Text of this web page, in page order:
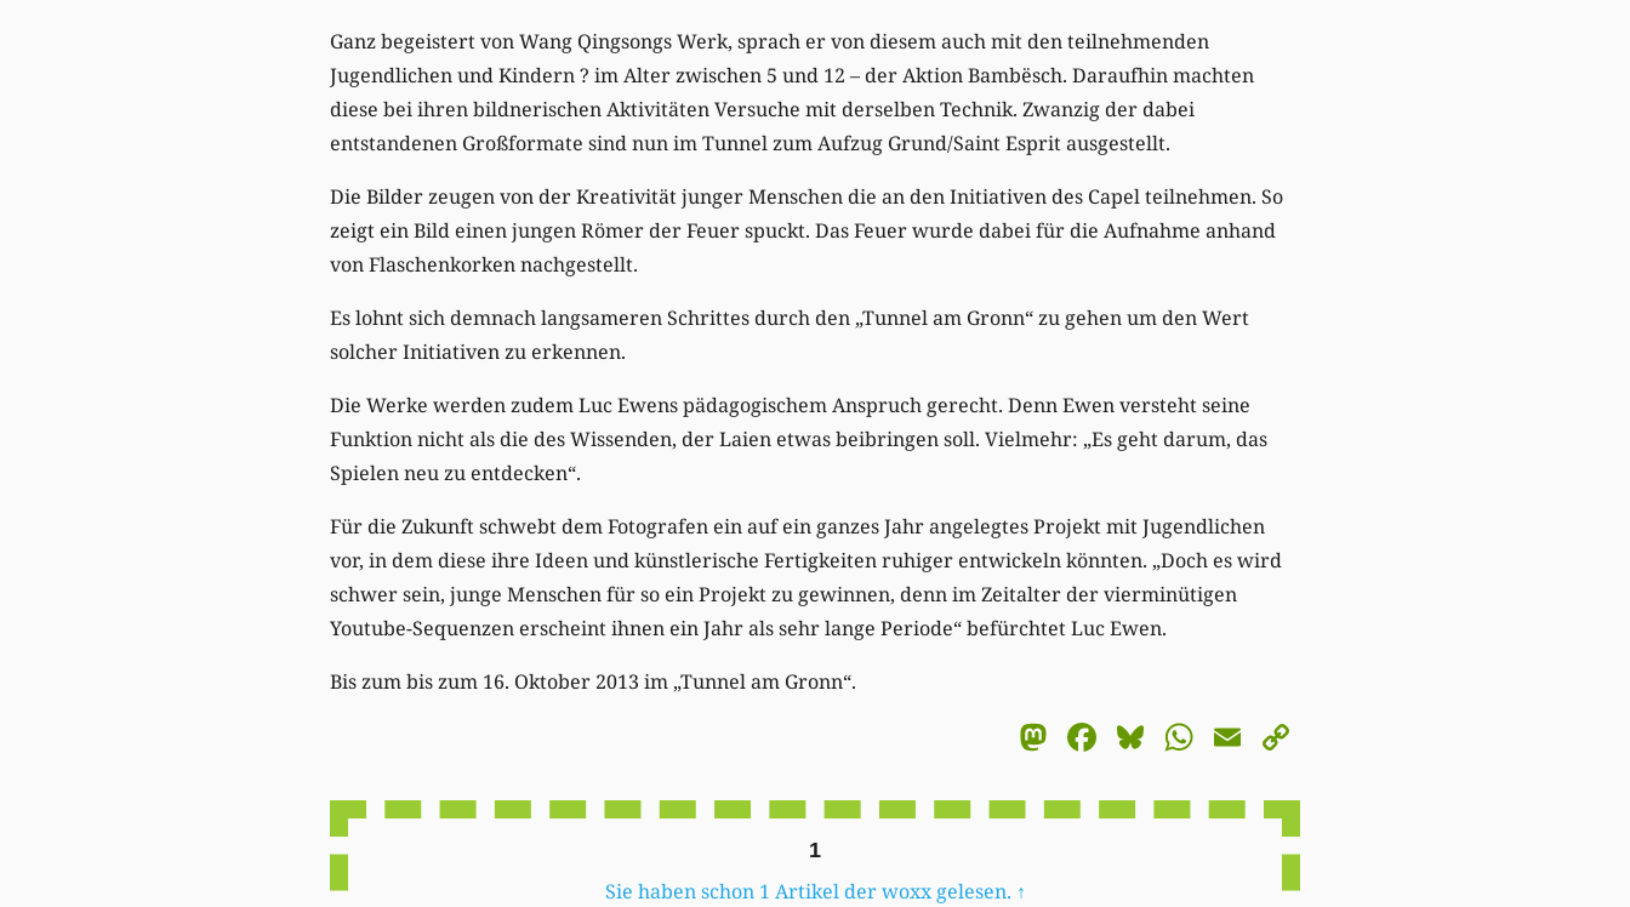
Ganz begeistert von Wang Qingsongs Werk, sprach er von diesem auch mit den teilnehmenden
Jugendlichen und Kindern ? im Alter zwischen 5 und 12 – der Aktion Bambësch. Daraufhin machten
diese bei ihren bildnerischen Aktivitäten Versuche mit derselben Technik. Zwanzig der dabei
entstandenen Großformate sind nun im Tunnel zum Aufzug Grund/Saint Esprit ausgestellt.
Die Bilder zeugen von der Kreativität junger Menschen die an den Initiativen des Capel teilnehmen. So
zeigt ein Bild einen jungen Römer der Feuer spuckt. Das Feuer wurde dabei für die Aufnahme anhand
von Flaschenkorken nachgestellt.
Es lohnt sich demnach langsameren Schrittes durch den „Tunnel am Gronn“ zu gehen um den Wert
solcher Initiativen zu erkennen.
Die Werke werden zudem Luc Ewens pädagogischem Anspruch gerecht. Denn Ewen versteht seine
Funktion nicht als die des Wissenden, der Laien etwas beibringen soll. Vielmehr: „Es geht darum, das
Spielen neu zu entdecken“.
Für die Zukunft schwebt dem Fotografen ein auf ein ganzes Jahr angelegtes Projekt mit Jugendlichen
vor, in dem diese ihre Ideen und künstlerische Fertigkeiten ruhiger entwickeln könnten. „Doch es wird
schwer sein, junge Menschen für so ein Projekt zu gewinnen, denn im Zeitalter der vierminütigen
Youtube-Sequenzen erscheint ihnen ein Jahr als sehr lange Periode“ befürchtet Luc Ewen.
Bis zum bis zum 16. Oktober 2013 im „Tunnel am Gronn“.
Mastodon
Facebook
Bluesky
WhatsApp
Email
1
Sie haben schon 1 Artikel der woxx gelesen. ↑